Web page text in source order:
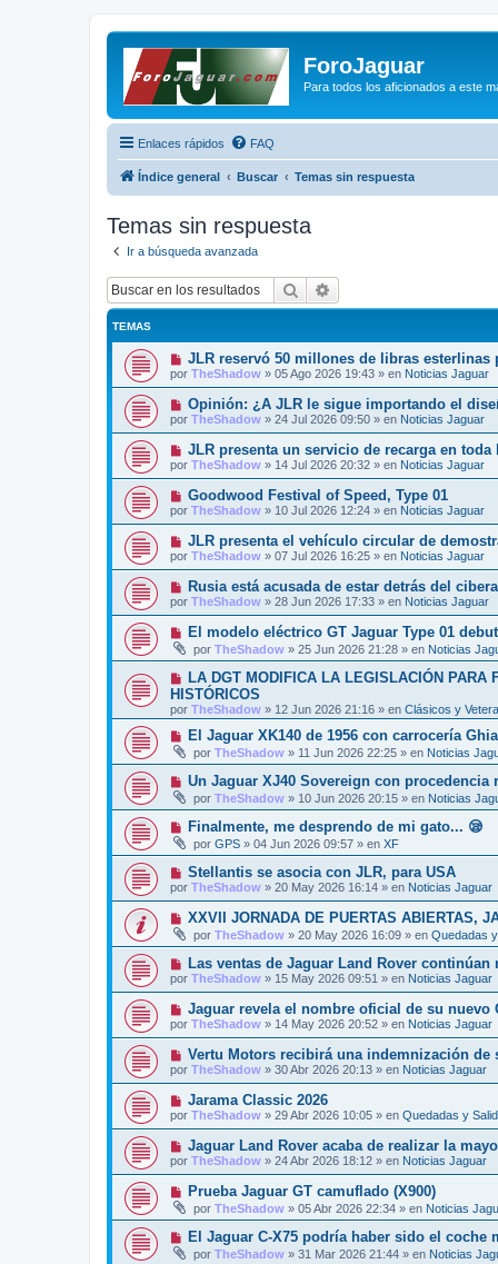
ForoJaguar
Para todos los aficionados a este
Enlaces rápidos FAQ
Índice general Buscar Temas sin respuesta
Temas sin respuesta
Ir a búsqueda avanzada
Buscar
TEMAS
N
u
e
o
m
e
n
s
a
e
JLR reservó 50 millones de libras
por TheShadow » 05 Ago 2026 19:43 » en Noticias Jaguar
N
u
e
o
m
e
n
s
a
e
Opinión: ¿A JLR le sigue importando el
por TheShadow » 24 Jul 2026 09:50 » en Noticias Jaguar
N
u
e
o
m
e
n
s
a
e
JLR presenta un servicio de recarga en toda
por TheShadow » 14 Jul 2026 20:32 » en Noticias Jaguar
N
u
e
o
m
e
s
a
e
Goodwood Festival of Speed, Type 01
por TheShadow » 10 Jul 2026 12:24 » en Noticias Jaguar
N
u
e
v
o
m
e
s
a
e
JLR presenta el vehículo circular de
por TheShadow » 07 Jul 2026 16:25 » en Noticias Jaguar
N
u
e
v
o
m
e
s
a
j
e
Rusia está acusada de estar detrás del
por TheShadow » 28 Jun 2026 17:33 » en Noticias Jaguar
N
e
v
o
m
e
n
a
j
e
El modelo eléctrico GT Jaguar Type 01
por TheShadow » 25 Jun 2026 21:28 » en Noticias
N
u
e
v
o
m
e
n
s
a
j
e
LA DGT MODIFICA LA LEGISLACIÓN PARA
HISTÓRICOS
por TheShadow » 12 Jun 2026 21:16 » en Clásicos y
N
e
v
o
m
e
s
a
e
El Jaguar XK140 de 1956 con carrocería
por TheShadow » 11 Jun 2026 22:25 » en Noticias
N
e
v
o
m
e
n
s
a
e
Un Jaguar XJ40 Sovereign con procedencia
por TheShadow » 10 Jun 2026 20:15 » en Noticias
N
e
v
o
m
e
n
s
a
e
Finalmente, me desprendo de mi gato... 😪
por GPS » 04 Jun 2026 09:57 » en XF
N
u
e
v
o
m
e
s
a
e
Stellantis se asocia con JLR, para USA
por TheShadow » 20 May 2026 16:14 » en Noticias Jaguar
N
e
v
o
m
e
n
s
a
XXVII JORNADA DE PUERTAS ABIERTAS,
por TheShadow » 20 May 2026 16:09 » en Quedadas
N
u
e
o
m
e
n
s
a
e
Las ventas de Jaguar Land Rover
por TheShadow » 15 May 2026 09:51 » en Noticias Jaguar
N
u
e
v
m
e
n
s
a
e
Jaguar revela el nombre oficial de su nuevo
por TheShadow » 14 May 2026 20:52 » en Noticias Jaguar
N
u
e
o
m
e
n
s
a
e
Vertu Motors recibirá una indemnización
por TheShadow » 30 Abr 2026 20:13 » en Noticias Jaguar
N
u
e
o
m
e
s
a
e
Jarama Classic 2026
por TheShadow » 29 Abr 2026 10:05 » en Quedadas y
N
u
e
v
o
m
e
s
Jaguar Land Rover acaba de realizar la
por TheShadow » 24 Abr 2026 18:12 » en Noticias Jaguar
N
e
v
o
m
Prueba Jaguar GT camuflado (X900)
por TheShadow » 05 Abr 2026 22:34 » en Noticias
N
e
El Jaguar C-X75 podría haber sido el coche
por TheShadow » 31 Mar 2026 21:44 » en Noticias